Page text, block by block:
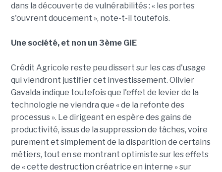
dans la découverte de vulnérabilités : « les portes
s'ouvrent doucement », note-t-il toutefois.
Une société, et non un 3ème GIE
Crédit Agricole reste peu dissert sur les cas d'usage
qui viendront justifier cet investissement. Olivier
Gavalda indique toutefois que l'effet de levier de la
technologie ne viendra que « de la refonte des
processus ». Le dirigeant en espère des gains de
productivité, issus de la suppression de tâches, voire
purement et simplement de la disparition de certains
métiers, tout en se montrant optimiste sur les effets
de « cette destruction créatrice en interne » sur